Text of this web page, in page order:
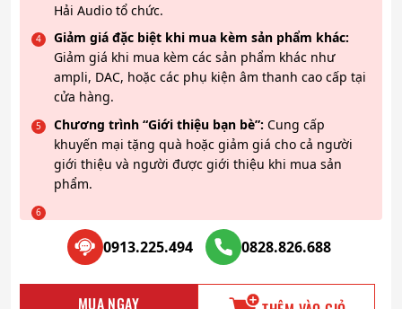
Hải Audio tổ chức.
Giảm giá đặc biệt khi mua kèm sản phẩm khác:
Giảm giá khi mua kèm các sản phẩm khác như
ampli, DAC, hoặc các phụ kiện âm thanh cao cấp tại
cửa hàng.
Chương trình “Giới thiệu bạn bè”: Cung cấp
khuyến mại tặng quà hoặc giảm giá cho cả người
giới thiệu và người được giới thiệu khi mua sản
phẩm.
0913.225.494 0828.826.688
MUA NGAY